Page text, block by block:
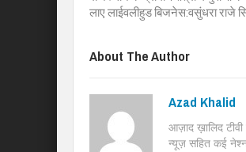
लाए लाईवलीहुड बिजनेस:वसुंधरा राजे
About The Author
Azad Khalid
आज़ाद ख़ालिद
न्यूज़ सहित कई